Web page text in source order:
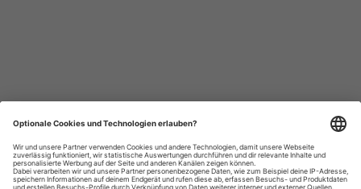
Datenschutzhinweise
Impressum